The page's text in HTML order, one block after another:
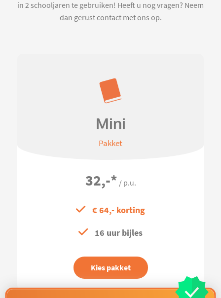
in 2 schooljaren te gebruiken! Heeft u nog vragen? Neem
dan gerust contact met ons op.
Mini
Pakket
32,-* / p.u.
€ 64,- korting
16 uur bijles
Kies pakket